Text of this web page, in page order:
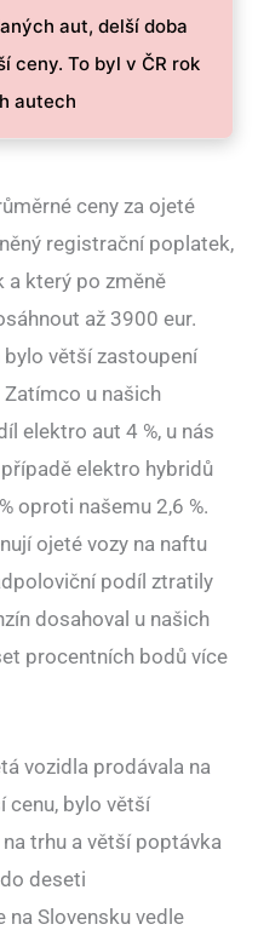
aut, delší doba
ceny. To byl v ČR rok
autech
ceny za ojeté
registrační poplatek,
a který po změně
až 3900 eur.
větší zastoupení
u našich
elektro aut 4 %, u nás
elektro hybridů
oproti našemu 2,6 %.
ojeté vozy na naftu
podíl ztratily
dosahoval u našich
procentních bodů více
vozidla prodávala na
cenu, bylo větší
trhu a větší poptávka
deseti
na Slovensku vedle